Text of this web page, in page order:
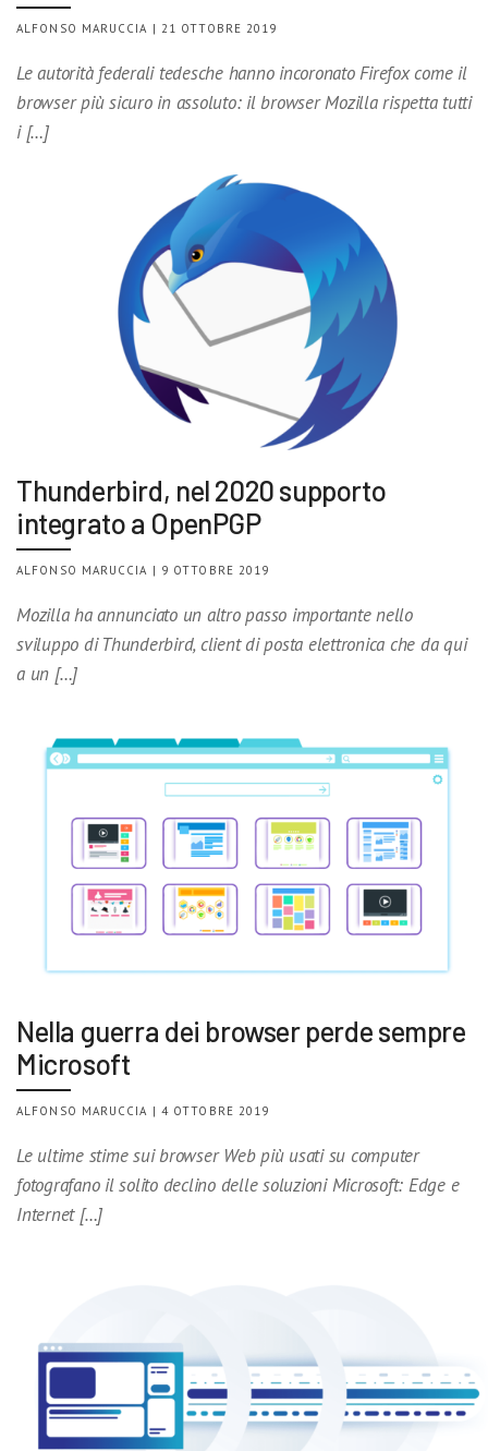
ALFONSO MARUCCIA | 21 OTTOBRE 2019
Le autorità federali tedesche hanno incoronato Firefox come il
browser più sicuro in assoluto: il browser Mozilla rispetta tutti
i […]
Thunderbird, nel 2020 supporto
integrato a OpenPGP
ALFONSO MARUCCIA | 9 OTTOBRE 2019
Mozilla ha annunciato un altro passo importante nello
sviluppo di Thunderbird, client di posta elettronica che da qui
a un […]
Nella guerra dei browser perde sempre
Microsoft
ALFONSO MARUCCIA | 4 OTTOBRE 2019
Le ultime stime sui browser Web più usati su computer
fotografano il solito declino delle soluzioni Microsoft: Edge e
Internet […]